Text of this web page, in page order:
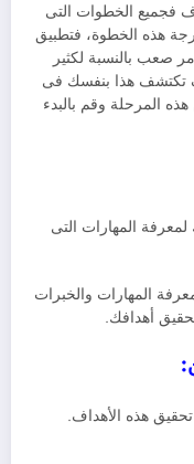
فجميع الخطوات التى
هذه الخطوة، فتطبيق
صعب بالنسبة لكثير
تكتشف هذا بنفسك فى
المرحلة وقم بالبدء
المهارات التى
المهارات والخبرات
أهدافك.
هذه الأهداف.